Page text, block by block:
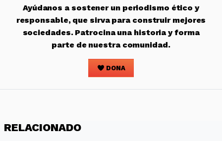
Ayúdanos a sostener un periodismo ético y
responsable, que sirva para construir mejores
sociedades. Patrocina una historia y forma
parte de nuestra comunidad.
DONA
RELACIONADO